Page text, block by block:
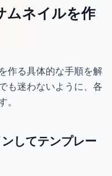
ネイルを作
作る具体的な手順を解
も迷わないように、各
。
してテンプレー